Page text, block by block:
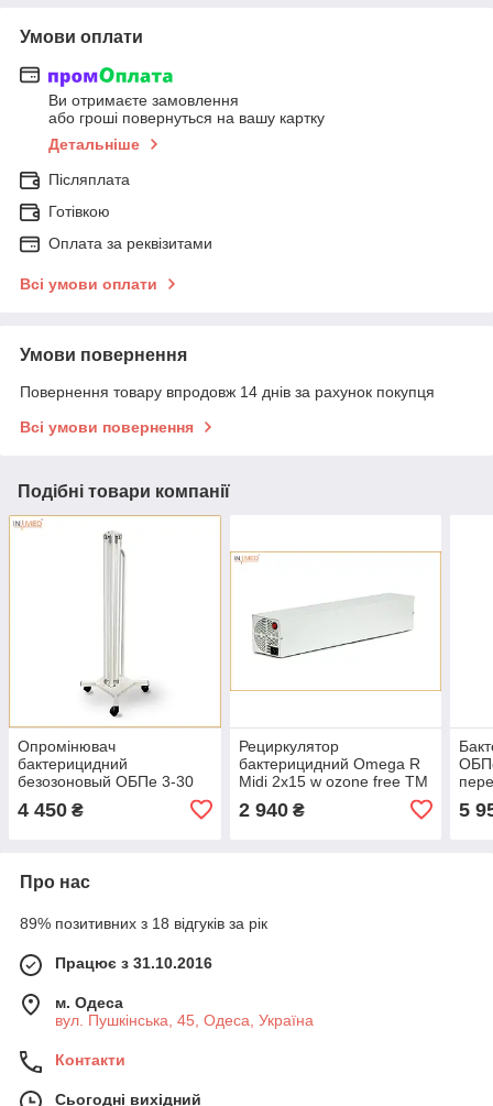
Умови оплати
Ви отримаєте замовлення
або гроші повернуться на вашу картку
Детальніше
Післяплата
Готівкою
Оплата за реквізитами
Всі умови оплати
Умови повернення
Повернення товару впродовж 14 днів за рахунок покупця
Всі умови повернення
Подібні товари компанії
Опромінювач
бактерицидний
безозоновый ОБПе 3-30
4 450 ₴
Рециркулятор
бактерицидний Omega R
Midi 2х15 w ozone free ТМ
2 940₴ 5
Про нас
89% позитивних з 18 відгуків за рік
Працює з 31.10.2016
м. Одеса
вул. Пушкінська, 45, Одеса, Україна
Контакти
Сьогодні вихідний